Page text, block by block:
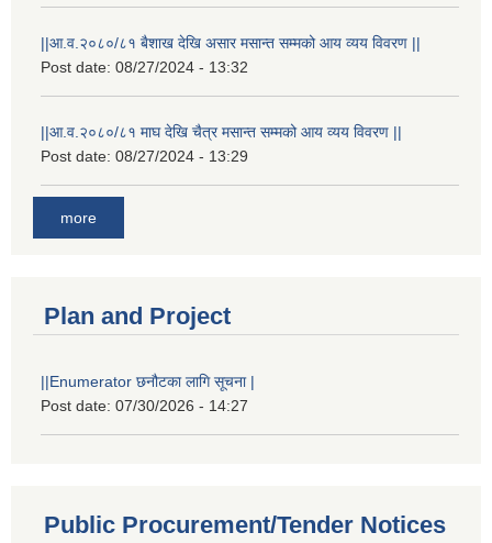
||आ.व.२०८०/८१ बैशाख देखि असार मसान्त सम्मको आय व्यय विवरण ||
Post date: 08/27/2024 - 13:32
||आ.व.२०८०/८१ माघ देखि चैत्र मसान्त सम्मको आय व्यय विवरण ||
Post date: 08/27/2024 - 13:29
more
Plan and Project
||Enumerator छनौटका लागि सूचना |
Post date: 07/30/2026 - 14:27
Public Procurement/Tender Notices